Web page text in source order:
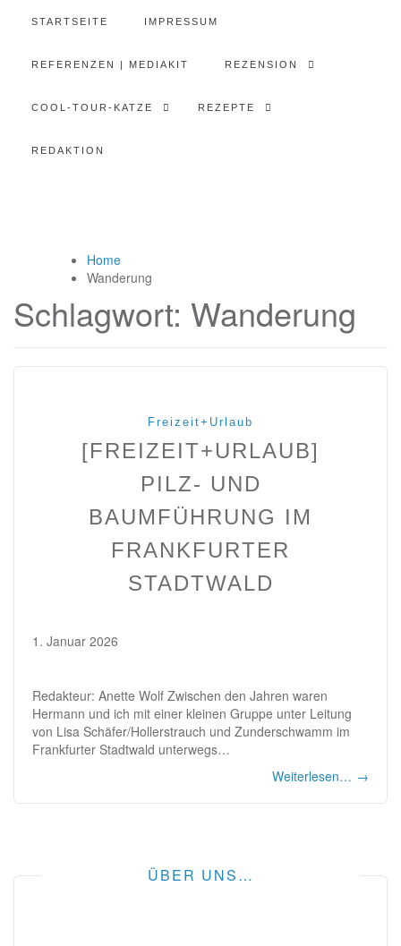
STARTSEITE IMPRESSUM
REFERENZEN | MEDIAKIT REZENSION
COOL-TOUR-KATZE REZEPTE
REDAKTION
Home
Wanderung
Schlagwort: Wanderung
Freizeit+Urlaub
[FREIZEIT+URLAUB]
PILZ- UND
BAUMFÜHRUNG IM
FRANKFURTER
STADTWALD
1. Januar 2026
Redakteur: Anette Wolf Zwischen den Jahren waren
Hermann und ich mit einer kleinen Gruppe unter Leitung
von Lisa Schäfer/Hollerstrauch und Zunderschwamm im
Frankfurter Stadtwald unterwegs…
Weiterlesen… →
ÜBER UNS…